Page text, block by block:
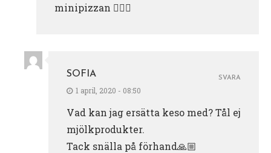
minipizzan 👍🏻😊
SOFIA
1 april, 2020 - 08:50
Vad kan jag ersätta keso med? Tål ej
mjölkprodukter.
Tack snälla på förhand🙏🏼
SVARA